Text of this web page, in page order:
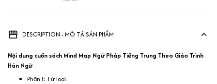
DESCRIPTION - MÔ TẢ SẢN PHẨM
Nội dung cuốn sách Mind Map Ngữ Pháp Tiếng Trung Theo Giáo Trình
Hán Ngữ
Phần I: Từ loại.